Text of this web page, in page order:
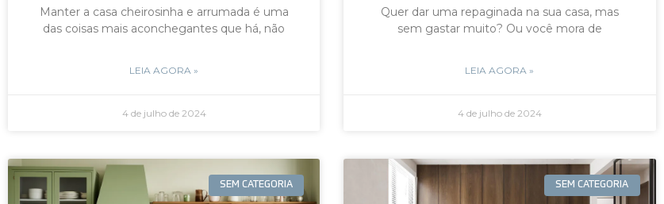
Manter a casa cheirosinha e arrumada é uma
das coisas mais aconchegantes que há, não
LEIA AGORA »
4 de julho de 2024
Quer dar uma repaginada na sua casa, mas
sem gastar muito? Ou você mora de
LEIA AGORA »
4 de julho de 2024
SEM CATEGORIA SEM CATEGORIA